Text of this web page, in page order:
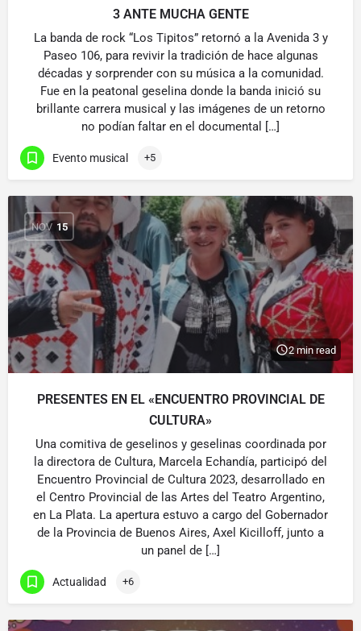
3 ANTE MUCHA GENTE
La banda de rock “Los Tipitos” retornó a la Avenida 3 y
Paseo 106, para revivir la tradición de hace algunas
décadas y sorprender con su música a la comunidad.
Fue en la peatonal geselina donde la banda inició su
brillante carrera musical y las imágenes de un retorno
no podían faltar en el documental […]
Evento musical +5
NOV 15
2 min read
PRESENTES EN EL «ENCUENTRO PROVINCIAL DE
CULTURA»
Una comitiva de geselinos y geselinas coordinada por
la directora de Cultura, Marcela Echandía, participó del
Encuentro Provincial de Cultura 2023, desarrollado en
el Centro Provincial de las Artes del Teatro Argentino,
en La Plata. La apertura estuvo a cargo del Gobernador
de la Provincia de Buenos Aires, Axel Kicilloff, junto a
un panel de […]
Actualidad +6